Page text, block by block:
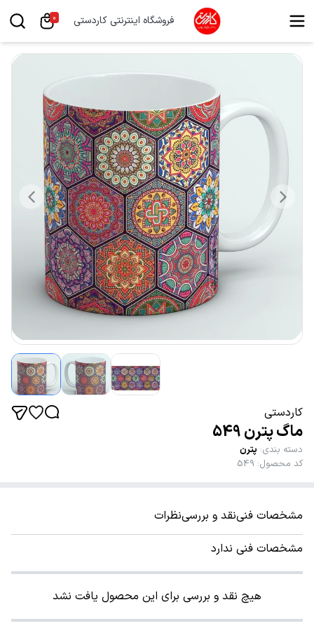
فروشگاه اینترنتی کاردستی 0
کاردستی
ماگ پترن 549
دسته بندی: پترن
کد محصول:
549
مشخصات فنینقد و بررسینظرات
مشخصات فنی ندارد
هیچ نقد و بررسی برای این محصول یافت نشد